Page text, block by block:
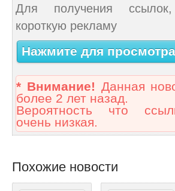
Для получения ссылок,
короткую рекламу
Нажмите для просмотра
* Внимание! Данная
более 2 лет назад.
Вероятность что
очень низкая.
Похожие новости